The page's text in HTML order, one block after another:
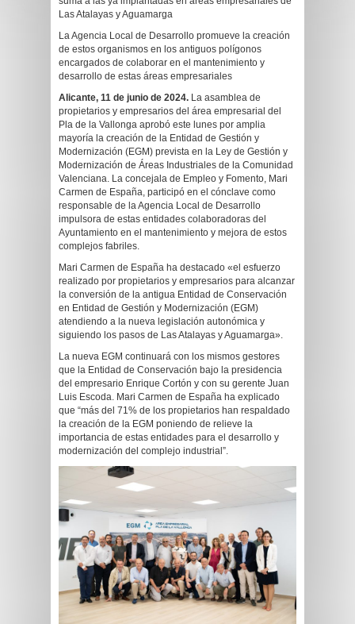
Las Atalayas y Aguamarga
La Agencia Local de Desarrollo promueve la creación
de estos organismos en los antiguos polígonos
encargados de colaborar en el mantenimiento y
desarrollo de estas áreas empresariales
Alicante, 11 de junio de 2024. La asamblea de
propietarios y empresarios del área empresarial del
Pla de la Vallonga aprobó este lunes por amplia
mayoría la creación de la Entidad de Gestión y
Modernización (EGM) prevista en la Ley de Gestión y
Modernización de Áreas Industriales de la Comunidad
Valenciana. La concejala de Empleo y Fomento, Mari
Carmen de España, participó en el cónclave como
responsable de la Agencia Local de Desarrollo
impulsora de estas entidades colaboradoras del
Ayuntamiento en el mantenimiento y mejora de estos
complejos fabriles.
Mari Carmen de España ha destacado «el esfuerzo
realizado por propietarios y empresarios para alcanzar
la conversión de la antigua Entidad de Conservación
en Entidad de Gestión y Modernización (EGM)
atendiendo a la nueva legislación autonómica y
siguiendo los pasos de Las Atalayas y Aguamarga».
La nueva EGM continuará con los mismos gestores
que la Entidad de Conservación bajo la presidencia
del empresario Enrique Cortón y con su gerente Juan
Luis Escoda. Mari Carmen de España ha explicado
que “más del 71% de los propietarios han respaldado
la creación de la EGM poniendo de relieve la
importancia de estas entidades para el desarrollo y
modernización del complejo industrial”.